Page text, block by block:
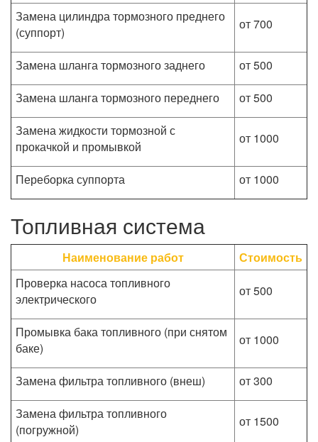
Замена цилиндра тормозного преднего
(суппорт)
от 700
Замена шланга тормозного заднего
от 500
Замена шланга тормозного переднего
от 500
Замена жидкости тормозной с
прокачкой и промывкой
от 1000
Переборка суппорта от 1000
Топливная система
Наименование работ
Стоимость
Проверка насоса топливного
электрического
от 500
Промывка бака топливного (при снятом
баке)
от 1000
Замена фильтра топливного (внеш)
от 300
Замена фильтра топливного
(погружной)
от 1500